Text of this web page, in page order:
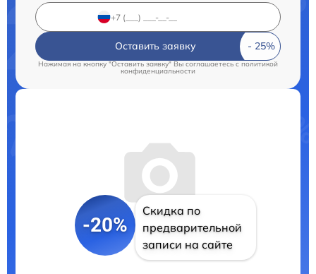
Оставить заявку
Нажимая на кнопку "Оставить заявку" Вы соглашаетесь c политикой
конфиденциальности
-20%
Скидка по
предварительной
записи на сайте